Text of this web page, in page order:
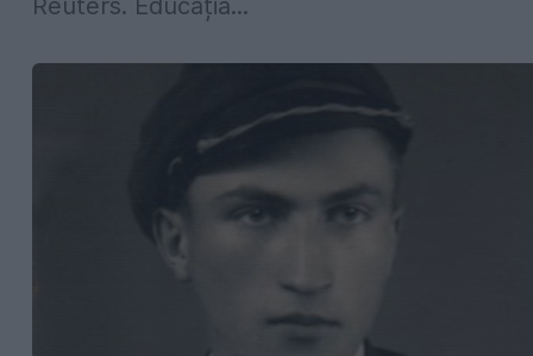
Reuters. Educația...